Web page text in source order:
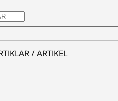
/ ARTIKEL